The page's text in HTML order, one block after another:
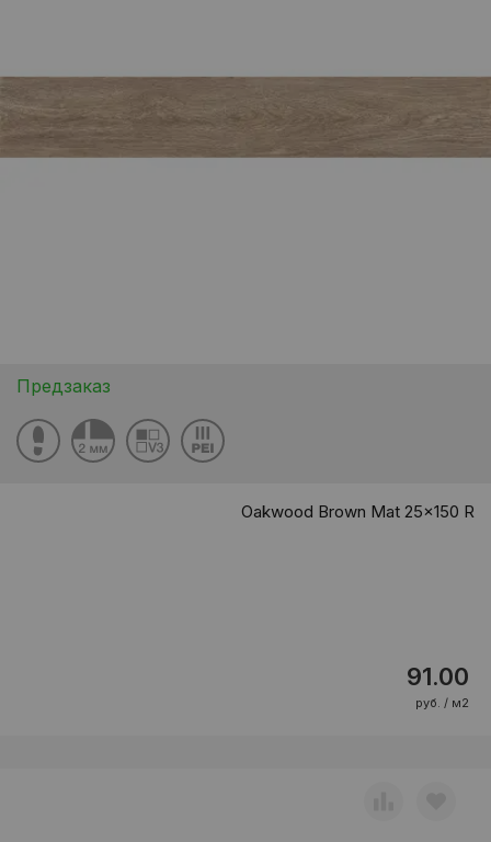
Предзаказ
Oakwood Brown Mat 25x150 R
91.00
руб. / м2